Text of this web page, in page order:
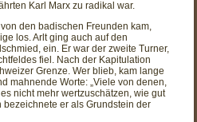
Karl Marx zu radikal war.
den badischen Freunden kam,
los. Arlt ging auch auf den
ein. Er war der zweite Turner,
fiel. Nach der Kapitulation
Grenze. Wer blieb, kam lange
mahnende Worte: „Viele von denen,
nicht mehr wertzuschätzen, wie gut
bezeichnete er als Grundstein der